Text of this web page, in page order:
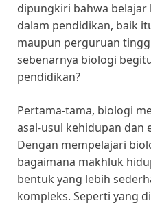
dipungkiri bahwa
dalam pendidikan, baik
maupun perguruan
sebenarnya biologi
pendidikan?
Pertama-tama, biologi
asal-usul kehidupan dan
Dengan mempelajari
bagaimana makhluk
bentuk yang lebih
kompleks. Seperti yang